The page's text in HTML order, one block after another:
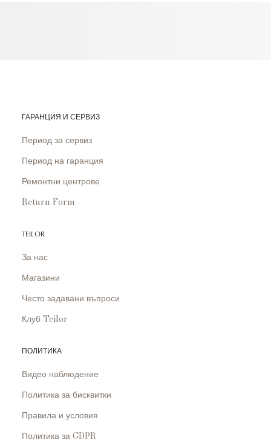
ГАРАНЦИЯ И СЕРВИЗ
Период за сервиз
Период на гаранция
Ремонтни центрове
Return Form
TEILOR
За нас
Магазини
Често задавани въпроси
Клуб Teilor
ПОЛИТИКА
Видео наблюдение
Политика за бисквитки
Правила и условия
Политика за GDPR